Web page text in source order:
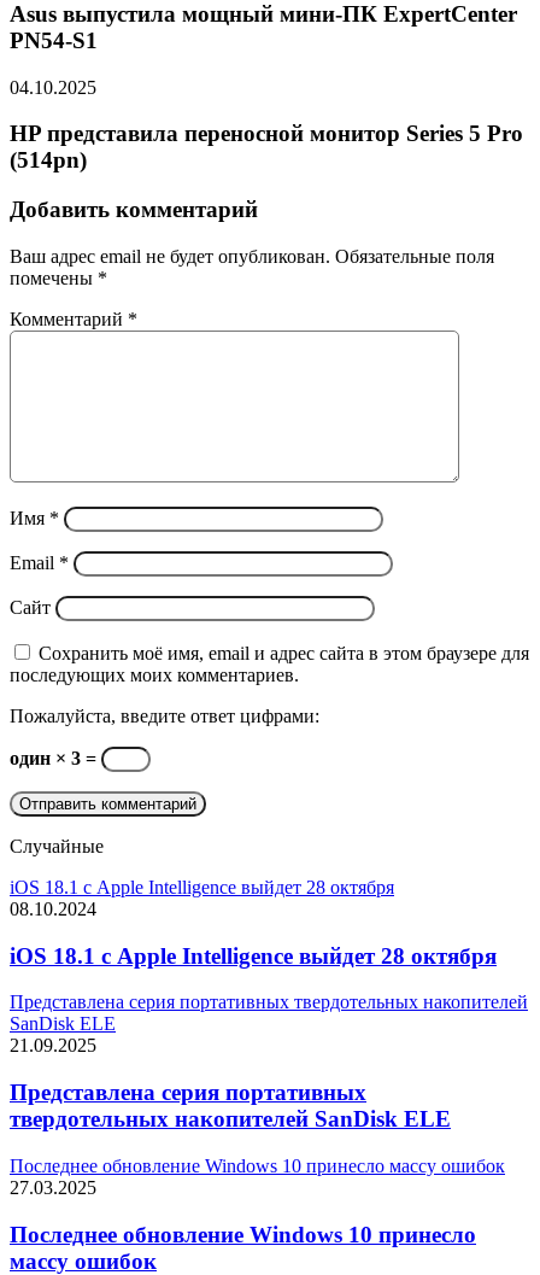
Asus выпустила мощный мини-ПК ExpertCenter
PN54-S1
04.10.2025
HP представила переносной монитор Series 5 Pro
(514pn)
Добавить комментарий
Ваш адрес email не будет опубликован. Обязательные поля
помечены *
Комментарий *
Имя *
Email *
Сайт
Сохранить моё имя, email и адрес сайта в этом браузере для
последующих моих комментариев.
Пожалуйста, введите ответ цифрами:
один × 3 =
Случайные
iOS 18.1 с Apple Intelligence выйдет 28 октября
08.10.2024
iOS 18.1 с Apple Intelligence выйдет 28 октября
Представлена серия портативных твердотельных накопителей
SanDisk ELE
21.09.2025
Представлена серия портативных
твердотельных накопителей SanDisk ELE
Последнее обновление Windows 10 принесло массу ошибок
27.03.2025
Последнее обновление Windows 10 принесло
массу ошибок